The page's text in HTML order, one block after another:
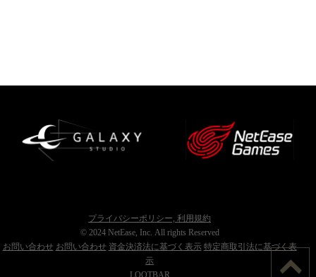
プライバシーポリシー, 利用規約
© 2024 NetEase, Inc. All rights Reserved
お問い合わせ お問い合わせ 資金決済法に基づく表示 特定商取引法に基づく表
示